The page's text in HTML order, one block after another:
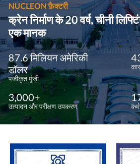
NUCLEON फ़ैक्टरी
क्रेन निर्माण के 20 वर्ष, चीनी
एक मानक
87.6 मिलियन अमेरिकी
डॉलर
पंजीकृत पूंजी
3,000+
उत्पादन और परीक्षण उपकरण